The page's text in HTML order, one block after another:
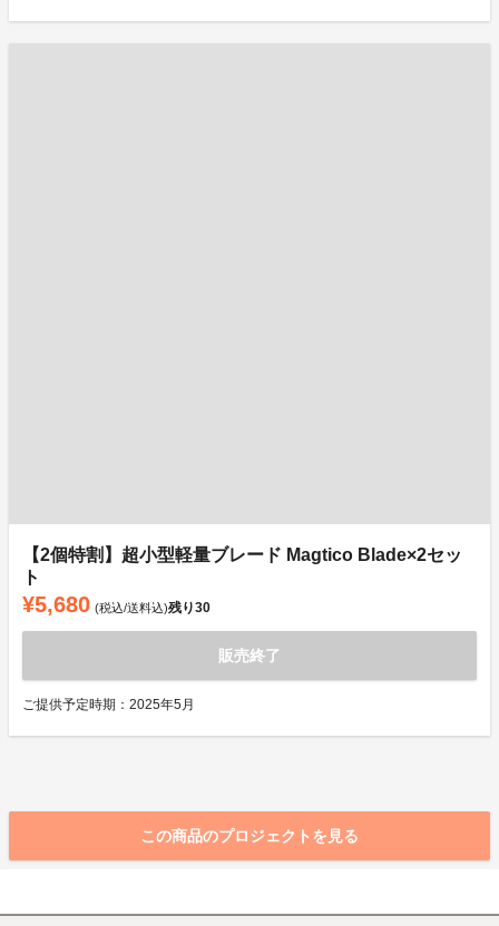
【2個特割】超小型軽量ブレード Magtico Blade×2セッ
ト
¥5,680 (税込/送料込)残り30
販売終了
ご提供予定時期：2025年5月
この商品のプロジェクトを見る